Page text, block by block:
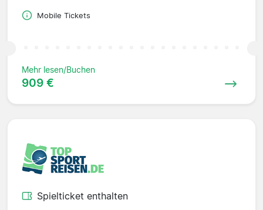
Mobile Tickets
Mehr lesen/Buchen
909 €
Spielticket enthalten